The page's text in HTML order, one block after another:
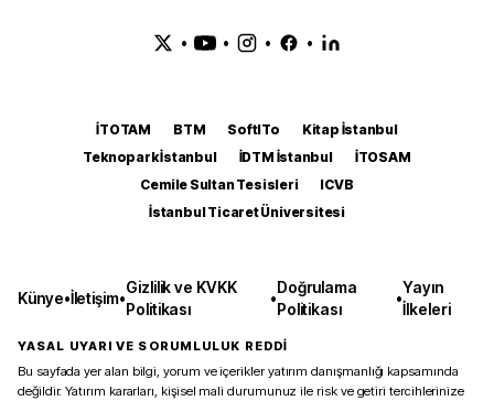
• • • •
İTOTAM BTM SoftITo
Kitap İstanbul
Teknopark İstanbul
İDTM İstanbul
İTOSAM
Cemile Sultan Tesisleri
ICVB
İstanbul Ticaret Üniversitesi
Künye•İletişim•
Gizlilik ve KVKK
Politikası
•
Doğrulama
Politikası
•
Yayın
İlkeleri
YASAL UYARI VE SORUMLULUK REDDİ
Bu sayfada yer alan bilgi, yorum ve içerikler yatırım danışmanlığı kapsamında
değildir. Yatırım kararları, kişisel mali durumunuz ile risk ve getiri tercihlerinize